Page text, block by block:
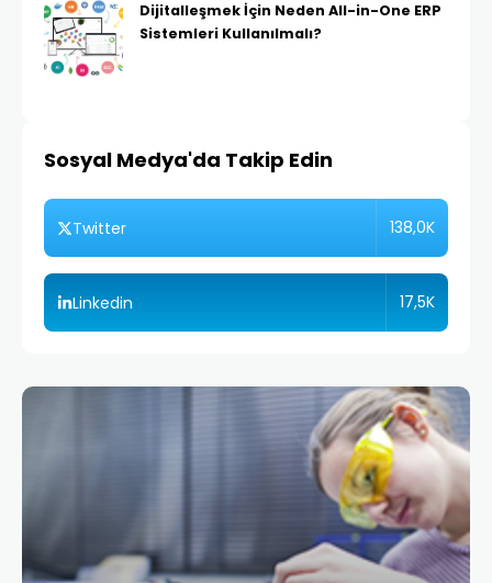
Dijitalleşmek İçin Neden All-in-One ERP
Sistemleri Kullanılmalı?
Sosyal Medya'da Takip Edin
Twitter 138,0K
Linkedin 17,5K